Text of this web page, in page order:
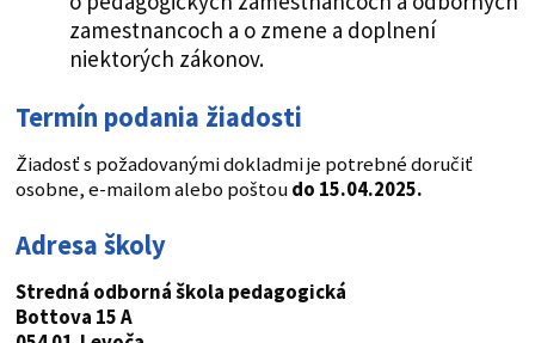
zamestnancoch a o zmene a doplnení
niektorých zákonov.
Termín podania žiadosti
Žiadosť s požadovanými dokladmi je potrebné doručiť
osobne, e-mailom alebo poštoudo 15.04.2025.
Adresa školy
Stredná odborná škola pedagogická
Bottova 15 A